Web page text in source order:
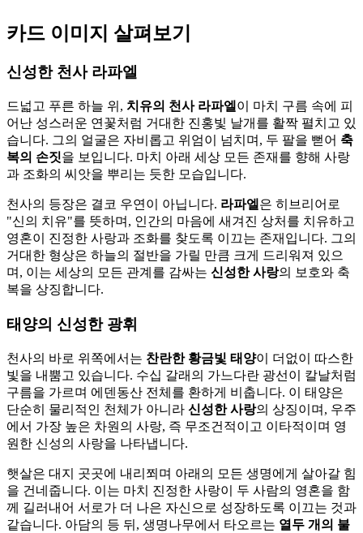
카드 이미지 살펴보기
신성한 천사 라파엘
드넓고 푸른 하늘 위, 치유의 천사 라파엘 이 마치 구름 속에 피
어난 성스러운 연꽃처럼 거대한 진홍빛 날개를 활짝 펼치고 있
습니다. 그의 얼굴은 자비롭고 위엄이 넘치며, 두 팔을 뻗어 축
복의 손짓을 보입니다. 마치 아래 세상 모든 존재를 향해 사랑
과 조화의 씨앗을 뿌리는 듯한 모습입니다.
천사의 등장은 결코 우연이 아닙니다. 라파엘 은 히브리어로
"신의 치유"를 뜻하며, 인간의 마음에 새겨진 상처를 치유하고
영혼이 진정한 사랑과 조화를 찾도록 이끄는 존재입니다. 그의
거대한 형상은 하늘의 절반을 가릴 만큼 크게 드리워져 있으
며, 이는 세상의 모든 관계를 감싸는 신성한 사랑의 보호와 축
복을 상징합니다.
태양의 신성한 광휘
천사의 바로 위쪽에서는 찬란한 황금빛 태양이 더없이 따스한
빛을 내뿜고 있습니다. 수십 갈래의 가느다란 광선이 칼날처럼
구름을 가르며 에덴동산 전체를 환하게 비춥니다. 이 태양은
단순히 물리적인 천체가 아니라 신성한 사랑의 상징이며, 우주
에서 가장 높은 차원의 사랑, 즉 무조건적이고 이타적이며 영
원한 신성의 사랑을 나타냅니다.
햇살은 대지 곳곳에 내리쬐며 아래의 모든 생명에게 살아갈 힘
을 건네줍니다. 이는 마치 진정한 사랑이 두 사람의 영혼을 함
께 길러내어 서로가 더 나은 자신으로 성장하도록 이끄는 것과
같습니다. 아담의 등 뒤, 생명나무에서 타오르는 열두 개의 불